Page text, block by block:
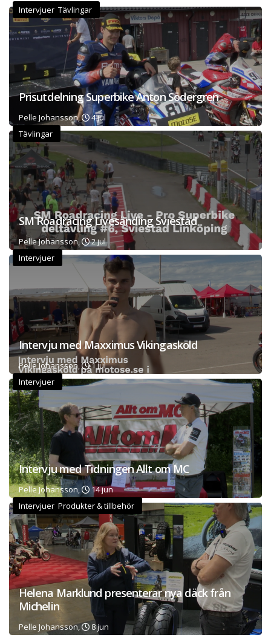
Intervjuer Tävlingar
Prisutdelning Superbike Anton Södergren
Pelle Johansson,
4 jul
Tävlingar
SM Roadracing Livesänding Sviestad
Pelle Johansson,
2 jul
Intervjuer
Intervju med Maxximus Vikingasköld
Pelle Johansson,
1 jul
Intervjuer
Intervju med Tidningen Allt om MC
Pelle Johansson,
14 jun
Intervjuer Produkter & tillbehör
Helena Marklund presenterar nya däck från
Michelin
Pelle Johansson, 8 jun